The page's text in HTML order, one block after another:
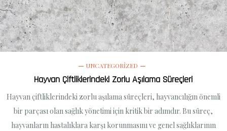
UNCATEGORIZED
Hayvan Çiftliklerindeki Zorlu Aşılama Süreçleri
Hayvan çiftliklerindeki zorlu aşılama süreçleri, hayvancılığın önemli
bir parçası olan sağlık yönetimi için kritik bir adımdır. Bu süreç,
hayvanların hastalıklara karşı korunmasını ve genel sağlıklarının